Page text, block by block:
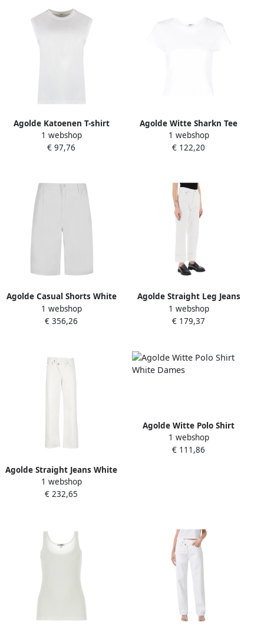
Agolde Katoenen T-shirt
met Geribbelde Halslijn
White Dames
1 webshop
€ 97,76
Agolde Witte Sharkn Tee
White Dames
1 webshop
€ 122,20
Agolde Casual Shorts White
Dames
1 webshop
€ 356,26
Agolde Straight Leg Jeans
met lage taille White Dames
1 webshop
€ 179,37
Agolde Straight Jeans White
Dames
1 webshop
€ 232,65
Agolde Witte Polo Shirt
White Dames
1 webshop
€ 111,86